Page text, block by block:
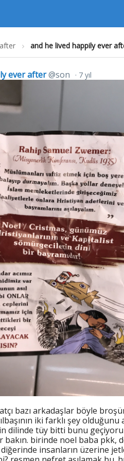
and he lived happily ever
ever after@son 7 yıl
bazı arkadaşlar böyle
iki farklı şey olduğunu
dilinde tüy bitti bunu
birinde noel baba pkk,
insanların üzerine